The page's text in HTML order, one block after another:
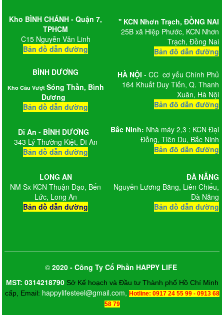
Kho BÌNH CHÁNH - Quận 7,
TPHCM
C15 Nguyễn Văn Linh
Bản đồ dẫn đường
'' KCN Nhơn Trạch, ĐỒNG NAI
25B xã Hiệp Phước, KCN Nhơn
Trạch, Đồng Nai
Bản đồ dẫn đường
BÌNH DƯƠNG
Kho Cầu Vượt Sóng Thần, Bình
Dương
Bản đồ dẫn đường
Dĩ An - BÌNH DƯƠNG
343 Lý Thường Kiệt, Dĩ An
Bản đồ dẫn đường
HÀ NỘI - CC cơ yếu Chính Phủ
164 Khuất Duy Tiến, Q. Thanh
Xuân, Hà Nội
Bản đồ dẫn đường
Bắc Ninh: Nhà máy 2,3 : KCN Đại
Đồng, Tiên Du, Bắc Ninh
Bản đồ dẫn đường
LONG AN
NM Sx KCN Thuận Đạo, Bến
Lức, Long An
Bản đồ dẫn đường
ĐÀ NẴNG
Nguyễn Lương Bằng, Liên Chiểu,
Đà Nẵng
Bản đồ dẫn đường
© 2020 - Công Ty Cổ Phần HAPPY LIFE
MST: 0314218790 Sở Kế hoạch và Đầu tư Thành phố Hồ Chí Minh
cấp, Email: happylifesteel@gmail.com, Hotline: 0917 24 55 99 - 0913 68
58 79